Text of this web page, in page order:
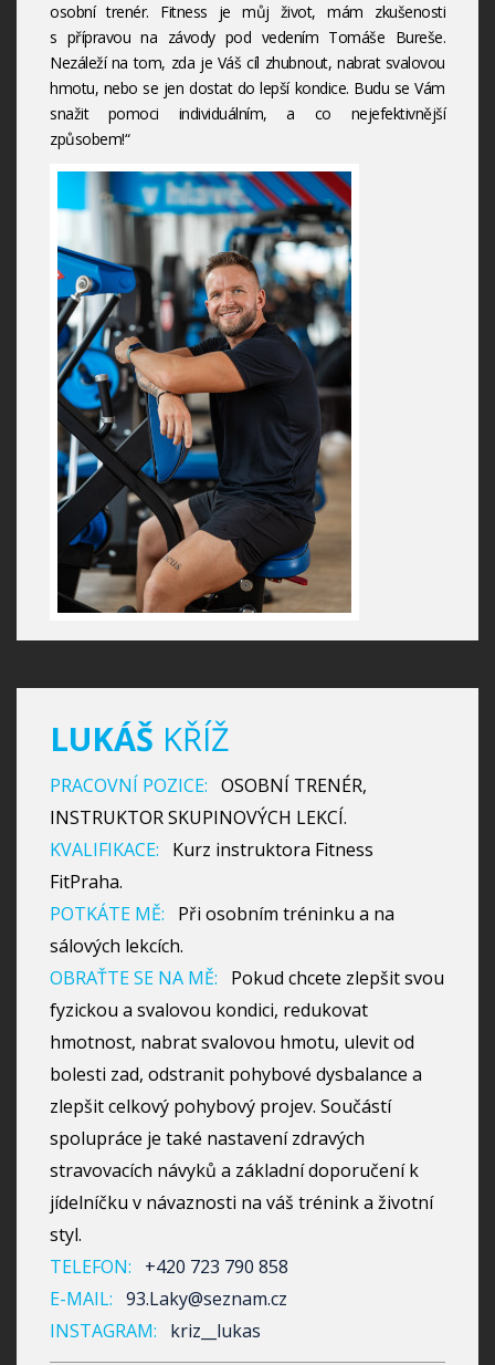
osobní trenér. Fitness je můj život, mám zkušenosti
s přípravou na závody pod vedením Tomáše Bureše.
Nezáleží na tom, zda je Váš cíl zhubnout, nabrat svalovou
hmotu, nebo se jen dostat do lepší kondice. Budu se Vám
snažit pomoci individuálním, a co nejefektivnější
způsobem!“
LUKÁŠ KŘÍŽ
PRACOVNÍ POZICE: OSOBNÍ TRENÉR,
INSTRUKTOR SKUPINOVÝCH LEKCÍ.
KVALIFIKACE:
Kurz instruktora Fitness
FitPraha.
POTKÁTE MĚ:
Při osobním tréninku a na
sálových lekcích.
OBRAŤTE SE NA MĚ:
Pokud chcete zlepšit svou
fyzickou a svalovou kondici, redukovat
hmotnost, nabrat svalovou hmotu, ulevit od
bolesti zad, odstranit pohybové dysbalance a
zlepšit celkový pohybový projev. Součástí
spolupráce je také nastavení zdravých
stravovacích návyků a základní doporučení k
jídelníčku v návaznosti na váš trénink a životní
styl.
TELEFON:
+420 723 790 858
E-MAIL: 93.Laky@seznam.cz
INSTAGRAM:
kriz__lukas